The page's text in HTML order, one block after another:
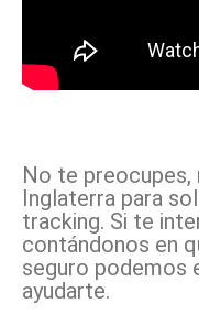
No te preocupes,
Inglaterra para
tracking. Si te
contándonos en
seguro podemos
ayudarte.